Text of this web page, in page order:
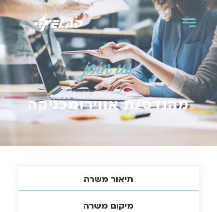
join us
מהנדס/ת אווירומכניקה
תיאור משרה
מיקום משרה